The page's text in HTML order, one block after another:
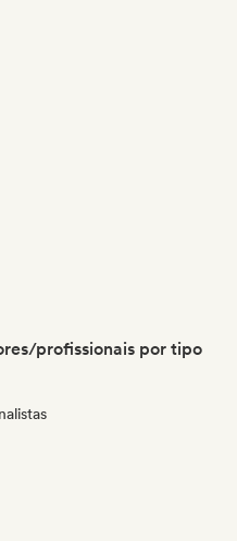
profissionais por tipo